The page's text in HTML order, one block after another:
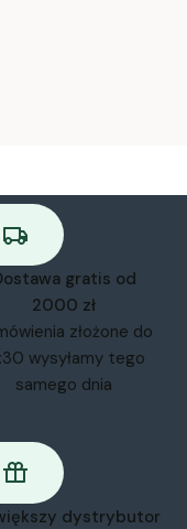
gratis od
2000 zł
złożone do
wysyłamy tego
samego dnia
dystrybutor